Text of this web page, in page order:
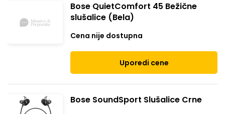
Bose QuietComfort 45 Bežične
slušalice (Bela)
Cena nije dostupna
Uporedi cene
Bose SoundSport Slušalice Crne